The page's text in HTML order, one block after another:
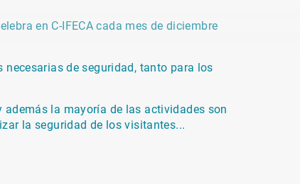
en C-IFECA cada mes de diciembre
de seguridad, tanto para los
la mayoría de las actividades son
la seguridad de los visitantes...